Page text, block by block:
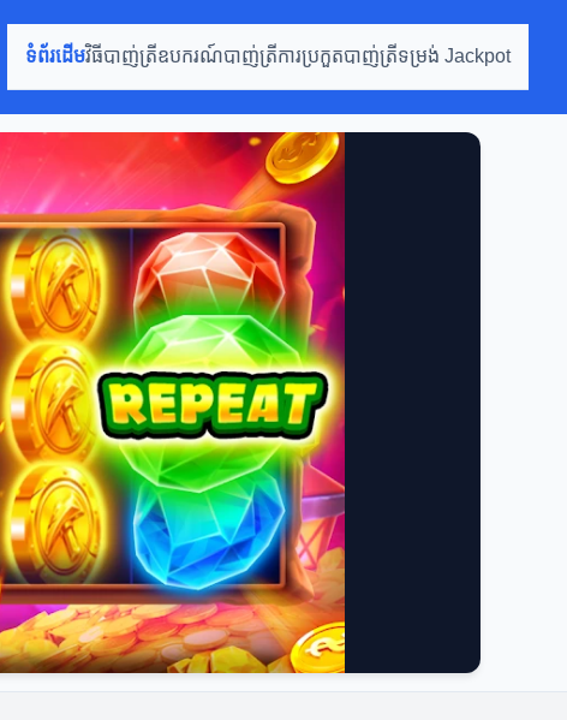
ទំព័រដើមវិធីបាញ់ត្រីឧបករណ៍បាញ់ត្រីការប្រកួតបាញ់ត្រីទម្រង់ Jackpot